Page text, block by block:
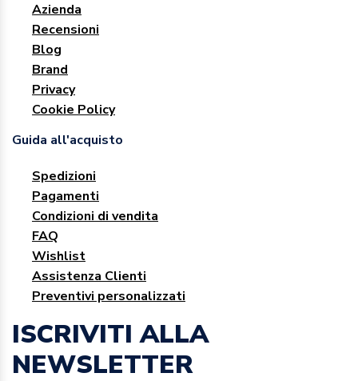
Azienda
Recensioni
Blog
Brand
Privacy
Cookie Policy
Guida all'acquisto
Spedizioni
Pagamenti
Condizioni di vendita
FAQ
Wishlist
Assistenza Clienti
Preventivi personalizzati
ISCRIVITI ALLA
NEWSLETTER